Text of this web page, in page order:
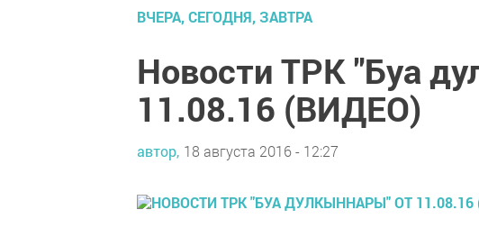
ВЧЕРА, СЕГОДНЯ, ЗАВТРА
Новости ТРК "Буа
11.08.16 (ВИДЕО)
автор, 18 августа 2016 - 12:27